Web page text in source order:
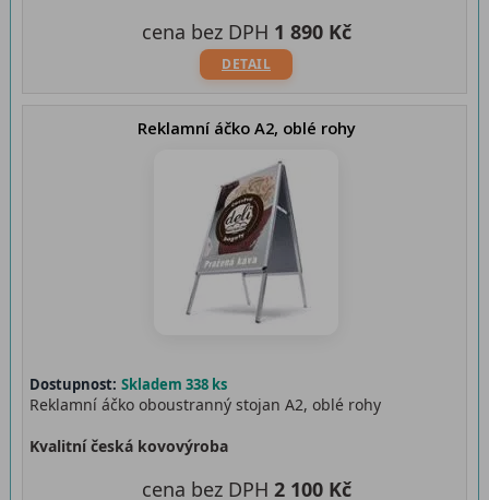
DETAIL
cena bez DPH 1 890 Kč
Reklamní áčko A2, oblé rohy
Dostupnost: Skladem 338 ks
Reklamní áčko oboustranný stojan A2, oblé rohy
Kvalitní česká kovovýroba
cena bez DPH 2 100 Kč